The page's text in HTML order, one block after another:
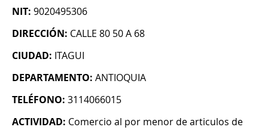
NIT: 9020495306
DIRECCIÓN: CALLE 80 50 A 68
CIUDAD: ITAGUI
DEPARTAMENTO: ANTIOQUIA
TELÉFONO: 3114066015
ACTIVIDAD: Comercio al por menor de articulos de